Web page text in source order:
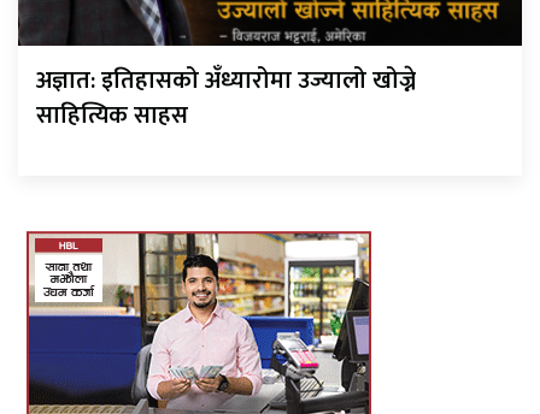
अज्ञात: इतिहासको अँध्यारोमा उज्यालो खोज्ने
साहित्यिक साहस